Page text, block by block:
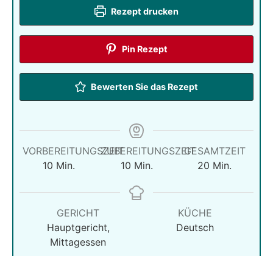
Rezept drucken
Pin Rezept
Bewerten Sie das Rezept
VORBEREITUNGSZEIT
10Minuten
Min.
ZUBEREITUNGSZEIT
10Minuten
Min.
GESAMTZEIT
20 Minuten
Min.
GERICHT
Hauptgericht,
Mittagessen
KÜCHE
Deutsch